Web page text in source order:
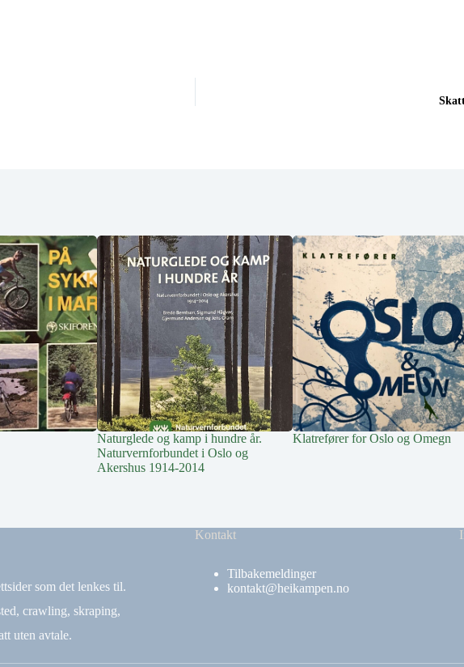
Naturglede og kamp i hundre år.
Naturvernforbundet i Oslo og
Akershus 1914-2014
Klatrefører for Oslo og Omegn
som det lenkes til.
crawling, skraping,
uten avtale.
Kontakt
Tilbakemeldinger
kontakt@heikampen.no